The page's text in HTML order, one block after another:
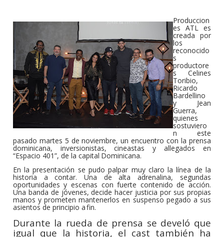
Produccion
es ATL es
creada por
los
reconocido
s
productore
s Celines
Toribio,
Ricardo
Bardellino
y Jean
Guerra,
quienes
sostuviero
n este
pasado martes 5 de noviembre, un encuentro con la prensa
dominicana, inversionistas, cineastas y allegados en
“Espacio 401”, de la capital Dominicana.
En la presentación se pudo palpar muy claro la línea de la
historia a contar. Una de alta adrenalina, segundas
oportunidades y escenas con fuerte contenido de acción.
Una banda de jóvenes, decide hacer justicia por sus propias
manos y prometen mantenerlos en suspenso pegado a sus
asientos de principio afin.
Durante la rueda de prensa se develó que
igual que la historia, el cast también ha